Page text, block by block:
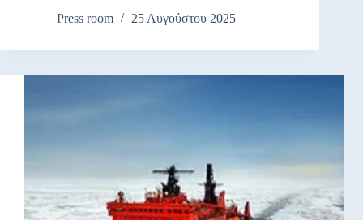
Press room
25 Αυγούστου 2025